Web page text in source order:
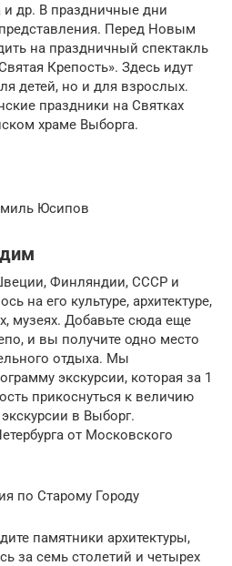
и др. В праздничные дни
Перед Новым
на праздничный спектакль
Крепость». Здесь идут
детей, но и для взрослых.
праздники на Святках
храме Выборга.
Юсипов
Финляндии, СССР и
на его культуре, архитектуре,
музеях. Добавьте сюда еще
и вы получите одно место
отдыха. Мы
экскурсии, которая за 1
прикоснуться к величию
в Выборг.
от Московского
по Старому Городу
памятники архитектуры,
за семь столетий и четырех